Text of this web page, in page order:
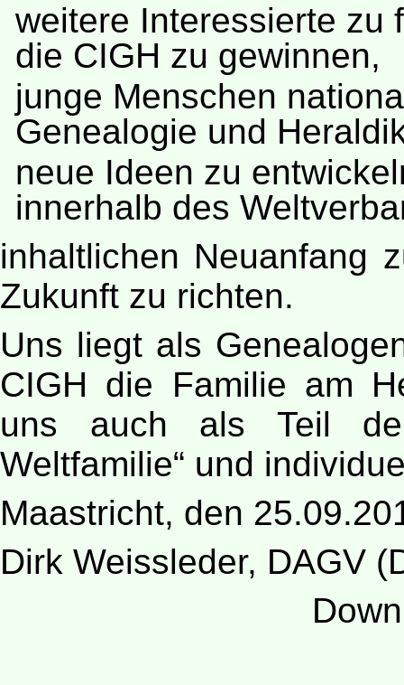
weitere Interessierte zu
die CIGH zu gewinnen,
junge Menschen
Genealogie und
neue Ideen zu
innerhalb des
inhaltlichen Neuanfang
Zukunft zu richten.
Uns liegt als
CIGH die Familie am
uns auch als Teil der
Weltfamilie“ und
Maastricht, den
Dirk Weissleder, DAGV